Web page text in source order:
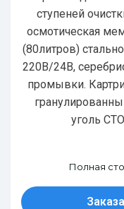
ступеней
осмотическая
(80литров)
220В/24В,
промывки.
уголь
Полная